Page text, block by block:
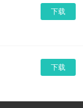
下载
下载